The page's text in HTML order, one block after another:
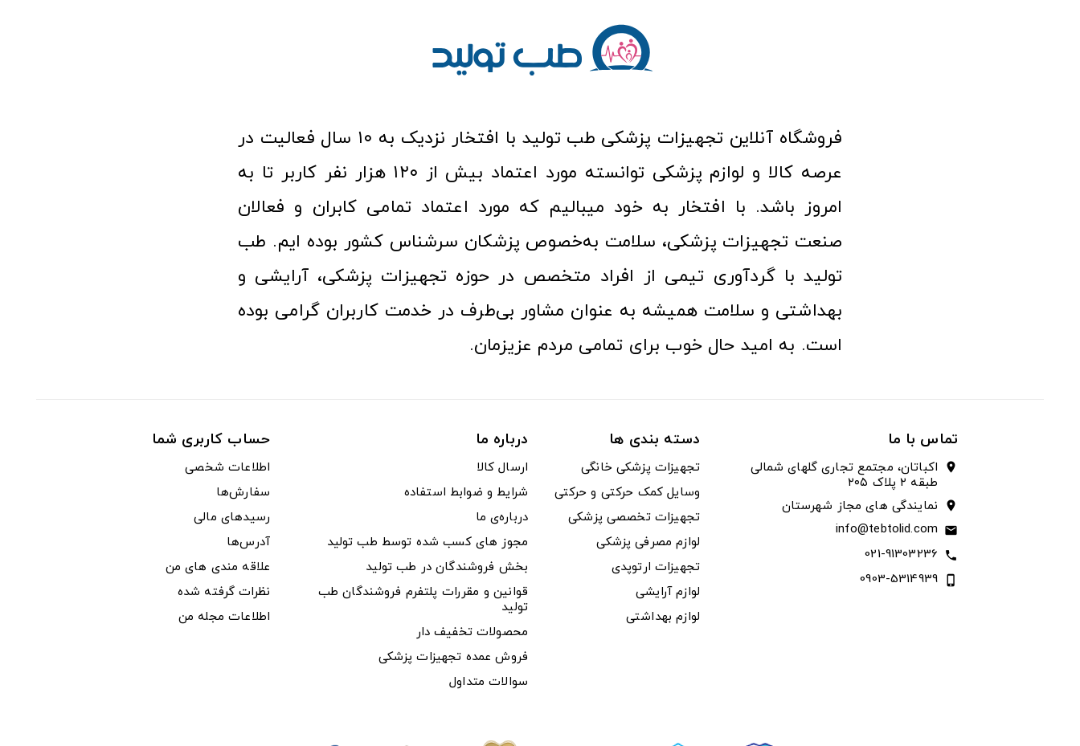
فروشگاه آنلاین تجهیزات پزشکی طب تولید با افتخار نزدیک به ۱۰ سال فعالیت در
عرصه کالا و لوازم پزشکی توانسته مورد اعتماد بیش از ۱۲۰ هزار نفر کاربر تا به
امروز باشد. با افتخار به خود میبالیم که مورد اعتماد تمامی کابران و فعالان
صنعت تجهیزات پزشکی، سلامت به‌خصوص پزشکان سرشناس کشور بوده ایم. طب
تولید با گردآوری تیمی از افراد متخصص در حوزه تجهیزات پزشکی، آرایشی و
بهداشتی و سلامت همیشه به عنوان مشاور بی‌طرف در خدمت کاربران گرامی بوده
است. به امید حال خوب برای تمامی مردم عزیزمان.
تماس با ما
location_on
اکباتان، مجتمع تجاری گلهای شمالی
طبقه ۲ پلاک ۲۰۵
location_on نمایندگی های مجاز شهرستان
email
info@tebtolid.com
call
021-91303236
phone_iphone
0903-5314939
دسته بندی ها
تجهیزات پزشکی خانگی
وسایل کمک حرکتی و حرکتی
تجهیزات تخصصی پزشکی
لوازم مصرفی پزشکی
تجهیزات ارتوپدی
لوازم آرایشی
لوازم بهداشتی
درباره ما
ارسال کالا
شرایط و ضوابط استفاده
درباره‌ی ما
مجوز های کسب شده توسط طب تولید
بخش فروشندگان در طب تولید
قوانین و مقررات پلتفرم فروشندگان طب
تولید
محصولات تخفیف دار
فروش عمده تجهیزات پزشکی
سوالات متداول
حساب کاربری شما
اطلاعات شخصی
سفارش‌ها
رسیدهای مالی
آدرس‌ها
علاقه مندی های من
نظرات گرفته شده
اطلاعات مجله من